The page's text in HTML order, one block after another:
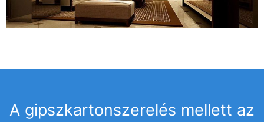
A gipszkartonszerelés mellett az